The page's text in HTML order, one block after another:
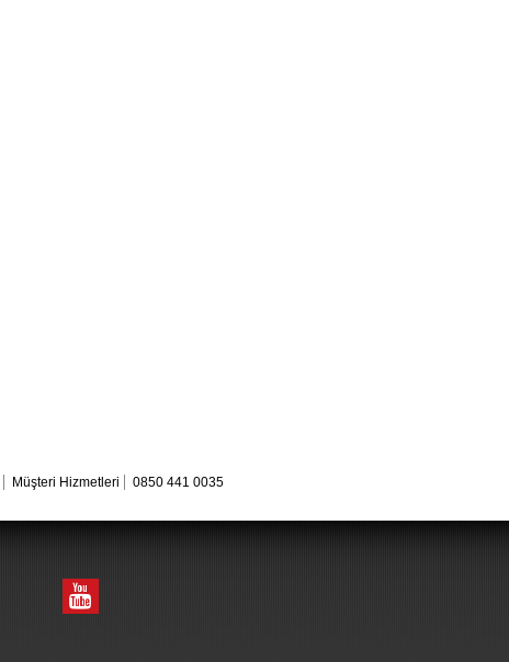
Müşteri Hizmetleri 0850 441 0035